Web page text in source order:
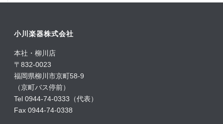
小川楽器株式会社
本社・柳川店
〒832-0023
福岡県柳川市京町58-9
（京町バス停前）
Tel 0944-74-0333（代表）
Fax 0944-74-0338